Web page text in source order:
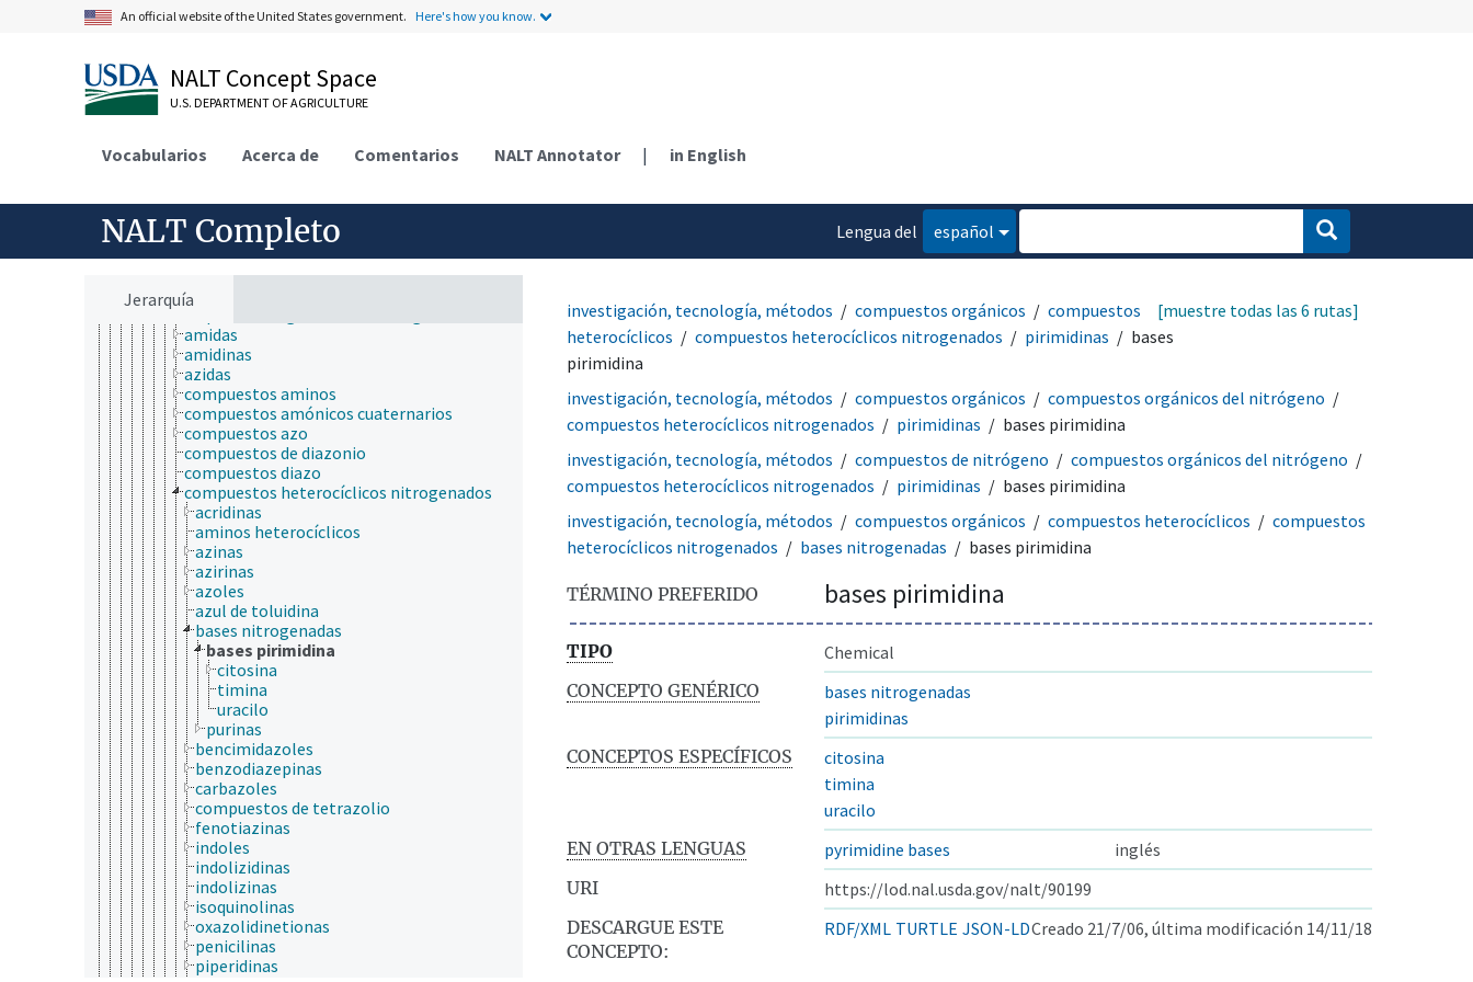
An official website of the United States government. Here's how you know.
NALT Concept Space
U.S. DEPARTMENT OF AGRICULTURE
Vocabularios Acerca de Comentarios NALT Annotator | in English
NALT Completo
Lengua del
español
Jerarquía
protocolos
agroquímicos
compuestos bioquímicos
compuestos químicos
arsenicales
compuestos de coordinación
compuestos de mercurio
compuestos de nitrógeno
amoníaco
compuestos de amonio
amidas
amidinas
azidas
compuestos aminos
compuestos amónicos cuaternarios
compuestos azo
compuestos de diazonio
compuestos diazo
compuestos heterocíclicos nitrogenados
acridinas
aminos heterocíclicos
azinas
azirinas
azoles
azul de toluidina
bases nitrogenadas
bases pirimidina
citosina
timina
uracilo
purinas
bencimidazoles
benzodiazepinas
carbazoles
compuestos de tetrazolio
fenotiazinas
indoles
indolizidinas
indolizinas
isoquinolinas
oxazolidinetionas
penicilinas
piperidinas
investigación, tecnología, métodos compuestos orgánicos
compuestos
heterocíclicos
compuestos heterocíclicos nitrogenados pirimidinas
bases
pirimidina
[muestre todas las 6 rutas]
investigación, tecnología, métodos compuestos orgánicos
compuestos orgánicos del nitrógeno
compuestos heterocíclicos nitrogenados
pirimidinas
bases pirimidina
investigación, tecnología, métodos
compuestos de nitrógeno
compuestos orgánicos del nitrógeno
compuestos heterocíclicos nitrogenados
pirimidinas
bases pirimidina
investigación, tecnología, métodos
compuestos orgánicos compuestos heterocíclicos
compuestos
heterocíclicos nitrogenados
bases nitrogenadas bases pirimidina
TÉRMINO PREFERIDO bases pirimidina
TIPO
Chemical
CONCEPTO GENÉRICO
bases nitrogenadas
pirimidinas
CONCEPTOS ESPECÍFICOS
citosina
timina
uracilo
EN OTRAS LENGUAS
pyrimidine bases
inglés
URI
https://lod.nal.usda.gov/nalt/90199
DESCARGUE ESTE
CONCEPTO:
RDF/XML TURTLE JSON-LDCreado 21/7/06, última modificación 14/11/18